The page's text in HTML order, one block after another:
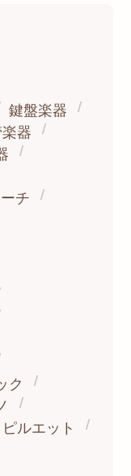
鍵盤楽器
器
チ
ク
ピルエット